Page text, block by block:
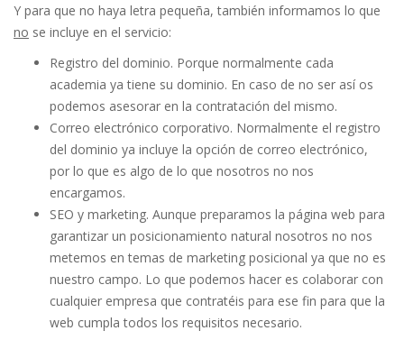
Y para que no haya letra pequeña, también informamos lo que
no se incluye en el servicio:
Registro del dominio. Porque normalmente cada
academia ya tiene su dominio. En caso de no ser así os
podemos asesorar en la contratación del mismo.
Correo electrónico corporativo. Normalmente el registro
del dominio ya incluye la opción de correo electrónico,
por lo que es algo de lo que nosotros no nos
encargamos.
SEO y marketing. Aunque preparamos la página web para
garantizar un posicionamiento natural nosotros no nos
metemos en temas de marketing posicional ya que no es
nuestro campo. Lo que podemos hacer es colaborar con
cualquier empresa que contratéis para ese fin para que la
web cumpla todos los requisitos necesario.